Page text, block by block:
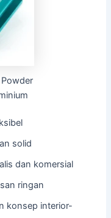
solid
dan komersial
ringan
konsep interior-